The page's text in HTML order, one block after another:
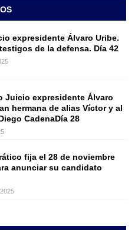
expresidente Álvaro Uribe.
de la defensa. Día 42
Juicio expresidente Álvaro
hermana de alias Víctor y al
CadenaDía 28
fija el 28 de noviembre
anunciar su candidato